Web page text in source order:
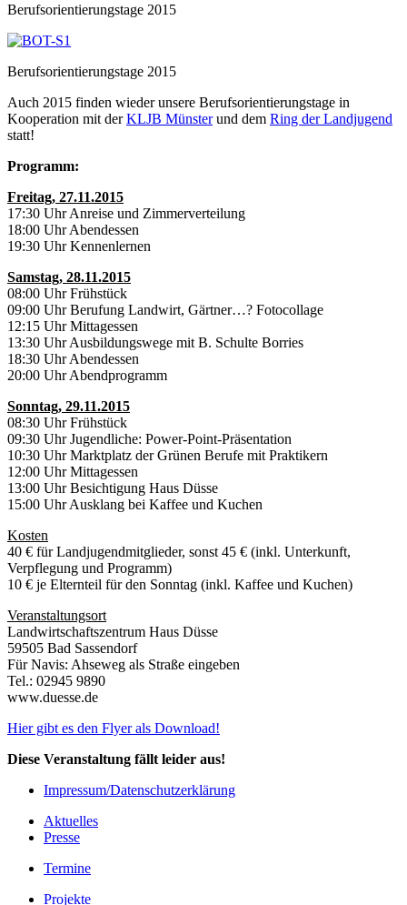
Berufsorientierungstage 2015
Berufsorientierungstage 2015
Auch 2015 finden wieder unsere Berufsorientierungstage in
Kooperation mit derKLJB Münsterund dem Ring der Landjugend
statt!
Programm:
Freitag, 27.11.2015
17:30 Uhr Anreise und Zimmerverteilung
18:00 Uhr Abendessen
19:30 Uhr Kennenlernen
Samstag, 28.11.2015
08:00 Uhr Frühstück
09:00 Uhr Berufung Landwirt, Gärtner…? Fotocollage
12:15 Uhr Mittagessen
13:30 Uhr Ausbildungswege mit B. Schulte Borries
18:30 Uhr Abendessen
20:00 Uhr Abendprogramm
Sonntag, 29.11.2015
08:30 Uhr Frühstück
09:30 Uhr Jugendliche: Power-Point-Präsentation
10:30 Uhr Marktplatz der Grünen Berufe mit Praktikern
12:00 Uhr Mittagessen
13:00 Uhr Besichtigung Haus Düsse
15:00 Uhr Ausklang bei Kaffee und Kuchen
Kosten
40 € für Landjugendmitglieder, sonst 45 € (inkl. Unterkunft,
Verpflegung und Programm)
10 € je Elternteil für den Sonntag (inkl. Kaffee und Kuchen)
Veranstaltungsort
Landwirtschaftszentrum Haus Düsse
59505 Bad Sassendorf
Für Navis: Ahseweg als Straße eingeben
Tel.: 02945 9890
www.duesse.de
Hier gibt es den Flyer als Download!
Diese Veranstaltung fällt leider aus!
Impressum/Datenschutzerklärung
Aktuelles
Presse
Termine
Projekte